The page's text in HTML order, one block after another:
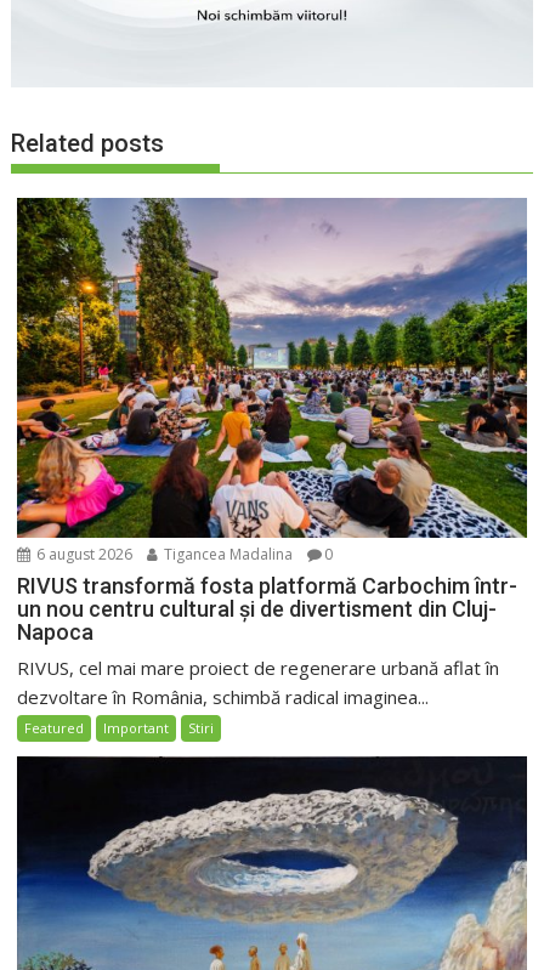
Related posts
6 august 2026 Tigancea Madalina 0
RIVUS transformă fosta platformă Carbochim într-
un nou centru cultural și de divertisment din Cluj-
Napoca
RIVUS, cel mai mare proiect de regenerare urbană aflat în
dezvoltare în România, schimbă radical imaginea...
Featured Important Stiri